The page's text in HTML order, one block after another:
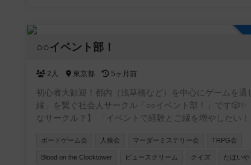
○○イベント部！
2人 東京都 5ヶ月前
初心者大歓迎！都内（浅草橋など）を中心にゲームを通
縁」を繋ぐ社会人サークル「○○イベント部！」です🎲✨ 【どん
なサークル？】 「イベントで経験とご縁を増やしたい！
作りができる温かい環境を提供しています。 【主な活動内容】
🎲四ツ谷、板橋、押上、表参道、池袋、浅草橋など様々
ボードゲーム会 人狼会 マーダーミステリー会 TRPG会
Blood on the Clocktower ビュースクリーム クイズ たほいや